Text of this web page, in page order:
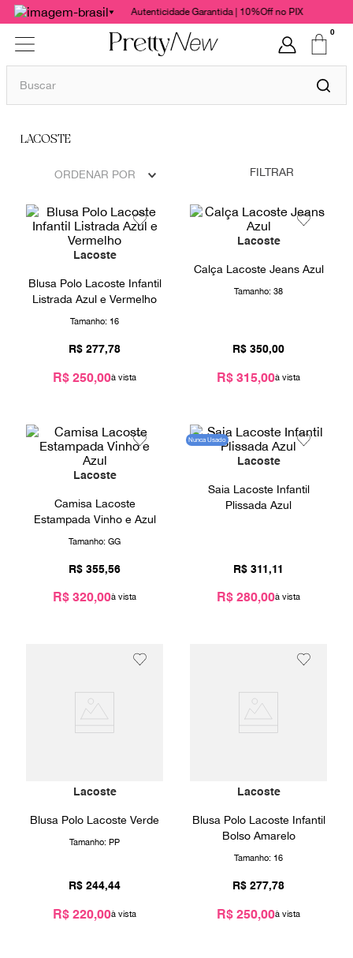
Autenticidade Garantida | 10%Off no PIX
0
Buscar
LACOSTE
ORDENAR POR FILTRAR
Lacoste
Blusa Polo Lacoste Infantil
Listrada Azul e Vermelho
Tamanho: 16
R$ 277,78
R$ 250,00
Lacoste
Calça Lacoste Jeans Azul
Tamanho: 38
R$ 350,00
R$ 315,00
Lacoste
Camisa Lacoste
Estampada Vinho e Azul
Tamanho: GG
R$ 355,56
R$ 320,00
Nunca Usado
Lacoste
Saia Lacoste Infantil
Plissada Azul
R$ 311 ,11
R$ 280,00
Lacoste
Blusa Polo Lacoste Verde
Tamanho: PP
R$ 244,44
R$ 220,00
Lacoste
Blusa Polo Lacoste Infantil
Bolso Amarelo
Tamanho: 16
R$ 277,78
R$ 250,00
bolsas
cris barros
vestido
valentino